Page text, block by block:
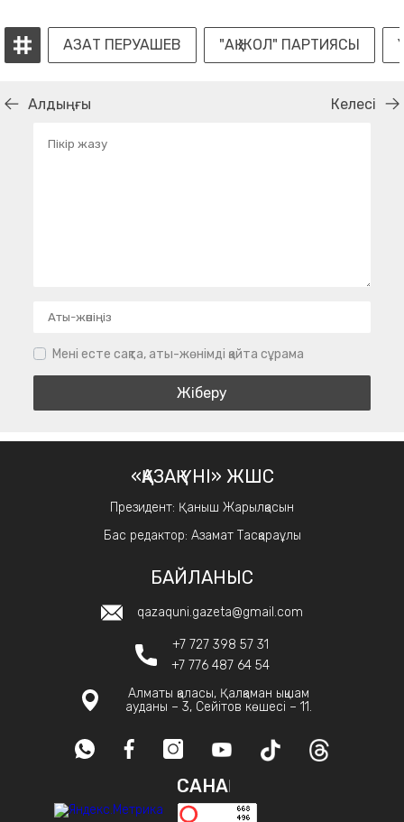
АЗАТ ПЕРУАШЕВ "АҚ ЖОЛ" ПАРТИЯСЫ
Алдыңғы Келесі
Мені есте сақта, аты-жөнімді қайта сұрама
«ҚАЗАҚ ҮНІ» ЖШС
Президент: Қаныш Жарылқасын
Бас редактор: Азамат Тасқараұлы
БАЙЛАНЫС
qazaquni.gazeta@gmail.com
+7 727 398 57 31
+7 776 487 64 54
Алматы қаласы, Қалқаман ықшам
ауданы – 3, Сейітов көшесі – 11.
САНАҚ